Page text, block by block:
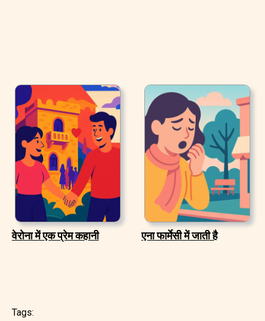
वेरोना में एक प्रेम कहानी एना फार्मेसी में जाती है
Tags: